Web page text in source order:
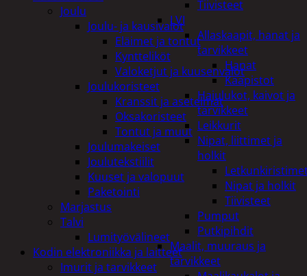
Tiivisteet
LVI
Allaskaapit, hanat ja
tarvikkeet
Hanat
Kaapistot
Hajulukot, kaivot ja
tarvikkeet
Leikkurit
Nipat, liittimet ja
holkit
Nipat ja holkit
Tiivisteet
Pumput
Putkipihdit
Maalit, muuraus ja
tarvikkeet
Joulu
Joulu- ja kausivalot
Eläimet ja tontut
Kyntteliköt
Valoketjut ja kuusenvalot
Joulukoristeet
Kranssit ja asetelmat
Oksakoristeet
Tontut ja muut
Joulumakeiset
Joulutekstiilit
Kuuset ja valopuut
Paketointi
Marjastus
Talvi
Lumityövälineet
Kodin elektroniikka ja laitteet
Imurit ja tarvikkeet